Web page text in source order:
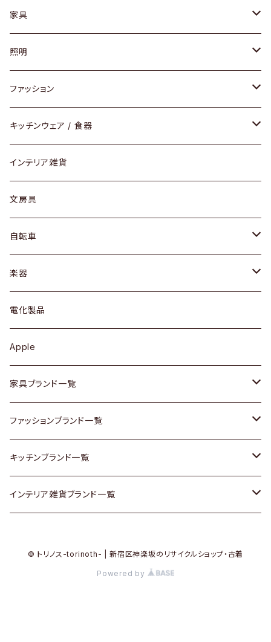
家具
ソファ / ベンチ
チェア / スツール
ダイニングセット / ダイニングテーブル
ローテーブル / サイドテーブル
デスク / コンソール
ドレッサー
シェルフ
キュリオケース / 飾り棚
カップボード / 食器棚
チェスト
その他家具
Vintageヴィンテージ / Antiqueアンティーク
Designers / デザイナーズ
照明
ペンダントライト
テーブルランプ / デスクスタンド
フロアライト
ファッション
アクセサリー
リング
ピアス / イヤリング
財布
バッグ
アウター
トップス
ワンピース
ボトムス
靴
スカーフ
腕時計
Vintage / ヴィンテージ
キッチンウェア / 食器
グラス / タンブラー
カップ / マグ
プレート / ボウル
カトラリー
ケトル / ティーポット
鍋 / フライパン
Vintage / ヴィンテージ
銀製品
和物 / 作家物
その他キッチン雑貨
インテリア雑貨
文房具
自転車
dahon
楽器
ギター
ベース
その他楽器
電化製品
Apple
家具ブランド一覧
ACME Furniture / アクメ ファニチャー
ACTUS / アクタス
arflex / アルフレックス
ファッションブランド一覧
agnes b / アニエス ベー
BALLY / バリー
キッチンブランド一覧
ARABIA / アラビア
インテリア雑貨ブランド一覧
© トリノス-torinoth- | 新宿区神楽坂のリサイクルショップ・古着
Powered by